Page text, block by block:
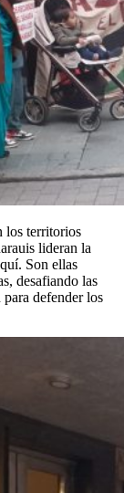
los territorios
lideran la
Son ellas
desafiando las
defender los